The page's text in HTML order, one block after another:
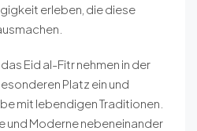
erleben, die diese
Eid al-Fitr nehmen in der
Platz ein und
mit lebendigen Traditionen.
und Moderne nebeneinander